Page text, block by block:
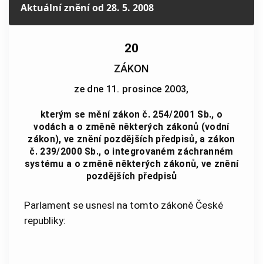
Aktuální zněníod 28. 5. 2008
20
ZÁKON
ze dne 11. prosince 2003,
kterým se mění zákon č. 254/2001 Sb., o
vodách a o změně některých zákonů (vodní
zákon), ve znění pozdějších předpisů, a zákon
č. 239/2000 Sb., o integrovaném záchranném
systému a o změně některých zákonů, ve znění
pozdějších předpisů
Parlament se usnesl na tomto zákoně České
republiky: